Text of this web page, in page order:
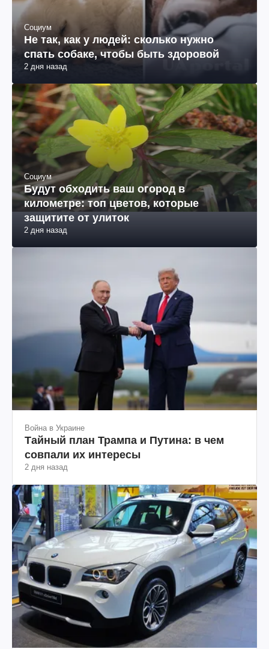
Социум
Не так, как у людей: сколько нужно
спать собаке, чтобы быть здоровой
Социум
Будут обходить ваш огород в
километре: топ цветов, которые
защитите от улиток
Война в Украине
Тайный план Трампа и Путина: в чем
совпали их интересы